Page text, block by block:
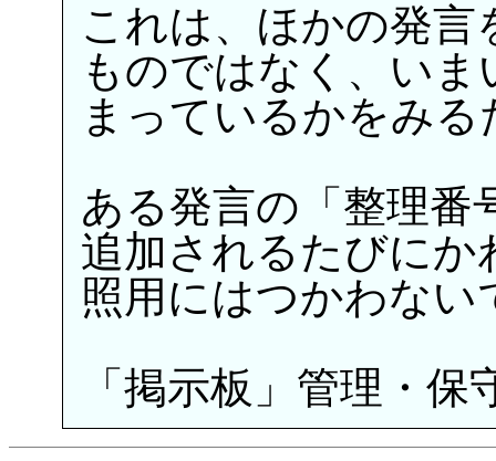
これは、ほかの発
ものではなく、い
まっているかをみ
ある発言の「整理番
追加されるたびに
照用にはつかわない
「掲示板」管理・保